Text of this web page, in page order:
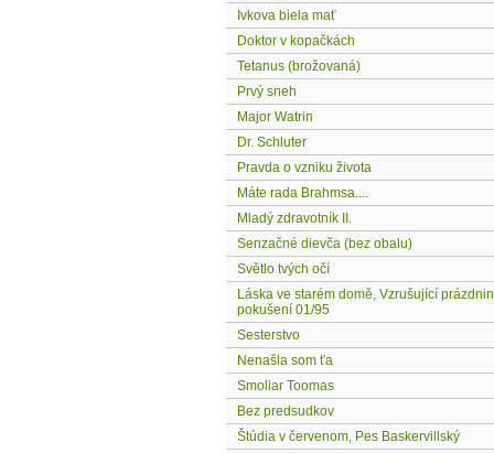
Ivkova biela mať
Doktor v kopačkách
Tetanus (brožovaná)
Prvý sneh
Major Watrin
Dr. Schluter
Pravda o vzniku života
Máte rada Brahmsa....
Mladý zdravotník II.
Senzačné dievča (bez obalu)
Světlo tvých očí
Láska ve starém domě, Vzrušující
pokušení 01/95
Sesterstvo
Nenašla som ťa
Smoliar Toomas
Bez predsudkov
Štúdia v červenom, Pes Baskervillský